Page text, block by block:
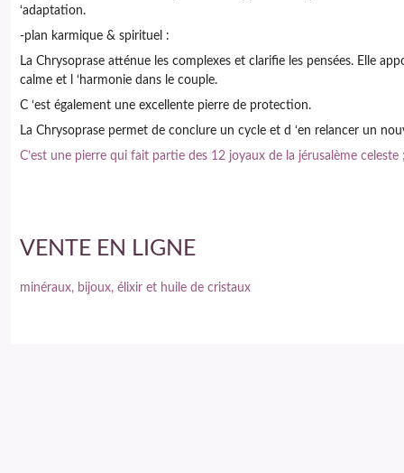
‘adaptation.
-plan karmique & spirituel :
La Chrysoprase atténue les complexes et clarifie les pensées. Elle
calme et l ‘harmonie dans le couple.
C ‘est également une excellente pierre de protection.
La Chrysoprase permet de conclure un cycle et d ‘en relancer un
C’est une pierre qui fait partie des 12 joyaux de la jérusalème celeste
VENTE EN LIGNE
minéraux, bijoux, élixir et huile de cristaux